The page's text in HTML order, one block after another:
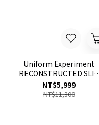
Uniform Experiment
RECONSTRUCTED SLIM
FIT JEANS 窄版 牛仔褲 現貨
NT$5,999
NT$11,300